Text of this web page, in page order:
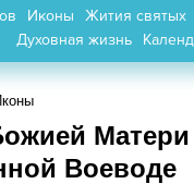
Иконы Жития святых
Духовная жизнь
Матери
Воеводе